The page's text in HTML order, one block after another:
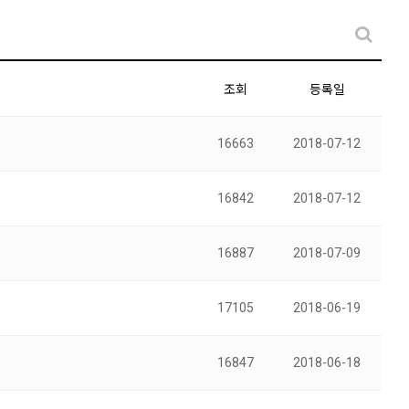
조회 등록일
16663 2018-07-12
16842 2018-07-12
16887 2018-07-09
17105 2018-06-19
16847 2018-06-18